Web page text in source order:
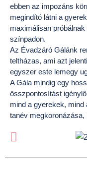
ebben az impozáns
megindító látni a
maximálisan
színpadon.
Az Évadzáró Gálánk
teltházas, ami azt
egyszer este lemegy
A Gála mindig egy
összpontosítást
mind a gyerekek,
tanév